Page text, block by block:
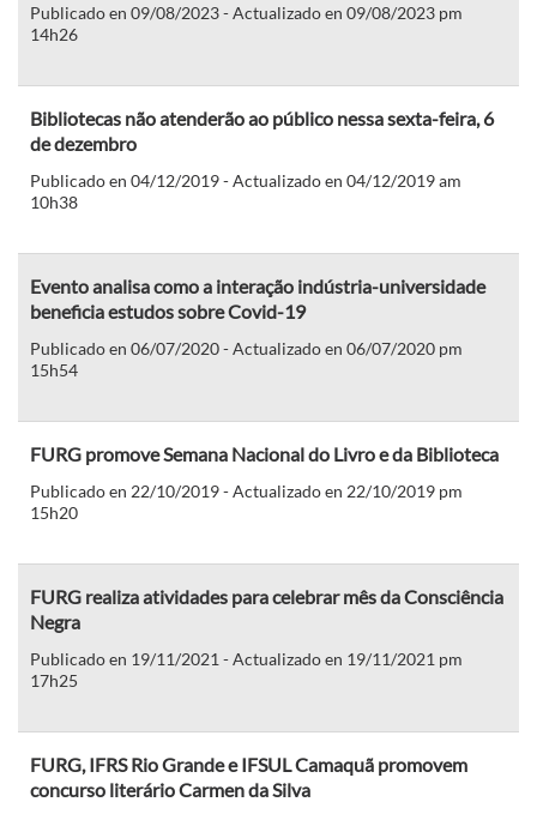
Publicado en 09/08/2023 - Actualizado en 09/08/2023 pm
14h26
Bibliotecas não atenderão ao público nessa sexta-feira, 6
de dezembro
Publicado en 04/12/2019 - Actualizado en 04/12/2019 am
10h38
Evento analisa como a interação indústria-universidade
beneficia estudos sobre Covid-19
Publicado en 06/07/2020 - Actualizado en 06/07/2020 pm
15h54
FURG promove Semana Nacional do Livro e da Biblioteca
Publicado en 22/10/2019 - Actualizado en 22/10/2019 pm
15h20
FURG realiza atividades para celebrar mês da Consciência
Negra
Publicado en 19/11/2021 - Actualizado en 19/11/2021 pm
17h25
FURG, IFRS Rio Grande e IFSUL Camaquã promovem
concurso literário Carmen da Silva